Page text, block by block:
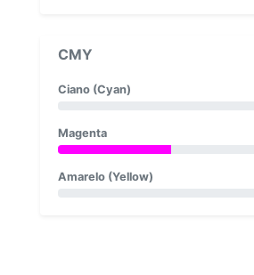
CMY
Ciano (Cyan)
Magenta
Amarelo (Yellow)